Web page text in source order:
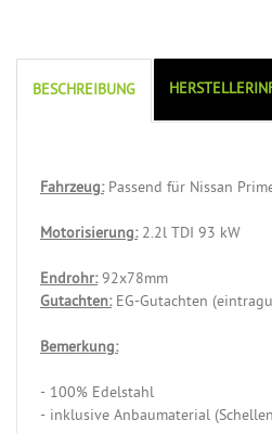
BESCHREIBUNG
Fahrzeug:Passend für Nissan
Motorisierung:2.2l TDI 93 kW
Endrohr:92x78mm
Gutachten:EG-Gutachten
Bemerkung:
- 100% Edelstahl
- inklusive Anbaumaterial